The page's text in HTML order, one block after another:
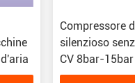
Compressore
silenzioso
CV 8bar-
gas